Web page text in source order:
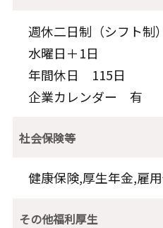
週休二日制（シフト制）
水曜日＋1日
年間休日 115日
企業カレンダー 有
社会保険等
健康保険,厚生年金,雇
その他福利厚生